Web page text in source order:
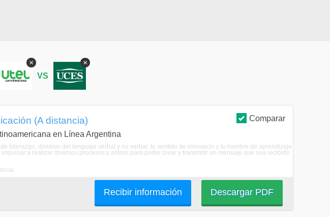
×
VS
×
Comparar
(A distancia)
en Línea Argentina
liderazgo, dominio del lenguaje verbal y no verbal, tu sentido de innovacin y tu hambre de aprendizaje
a realizar diversos procesos y anlisis para poder crear y transmitir un mensaje que sea recibido
Descargar PDF
Recibir información